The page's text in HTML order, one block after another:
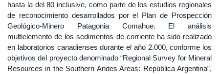
hasta la del 80 inclusive, como parte de los estudios regionales
de reconocimiento desarrollados por el Plan de Prospección
Geológico-Minero Patagonia Comahue. El análisis
multielemento de los sedimentos de corriente ha sido realizado
en laboratorios canadienses durante el año 2.000, conforme los
objetivos del proyecto denominado “Regional Survey for Mineral
Resources in the Southern Andes Areas: República Argentina”,